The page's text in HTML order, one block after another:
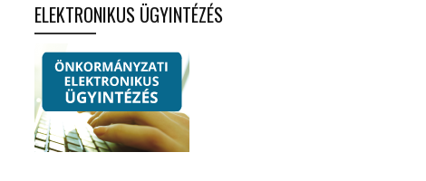
ELEKTRONIKUS ÜGYINTÉZÉS